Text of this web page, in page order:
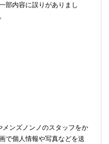
部内容に誤りがありまし
ンズノンノのスタッフをか
で個人情報や写真などを送